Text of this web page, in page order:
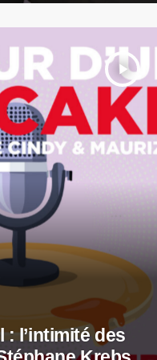
play_arrow
: l’intimité des